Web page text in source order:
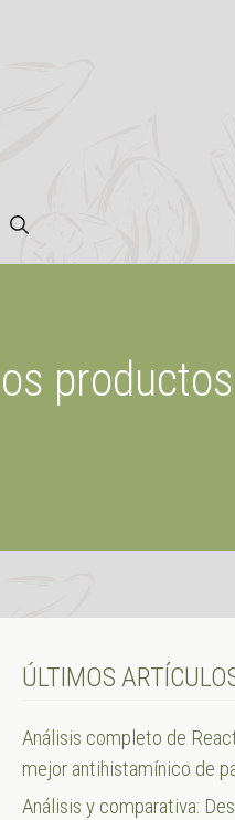
ÚLTIMOS
Análisis completo de
mejor antihistamínico de
Análisis y comparativa: